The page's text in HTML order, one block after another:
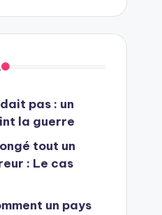
pas : un
la guerre
tout un
: Le cas
un pays